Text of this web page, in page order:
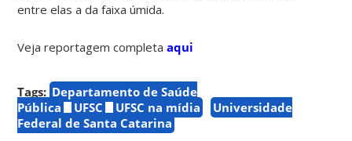
entre elas a da faixa úmida.
Veja reportagem completaaqui
Tags: Departamento de Saúde
Pública
UFSC UFSC na mídia
Universidade
Federal de Santa Catarina